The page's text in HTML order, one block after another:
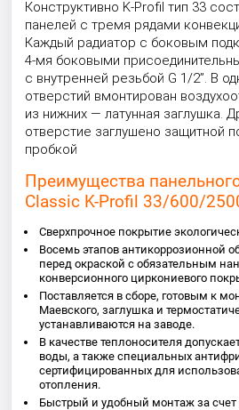
Конструктивно K-Profil тип 33
панелей с тремя рядами
Каждый радиатор с боковым
4-мя боковыми
с внутренней резьбой G 1/2”. В
отверстий вмонтирован
из нижних — латунная заглушка.
отверстие заглушено защитной
пробкой
Преимущества
Classic K-Profil 33/600/
Сверхпрочное покрытие
Восемь этапов антикоррозионной
перед окраской с обязательным
конверсионного циркониевого
Поставляется в сборе, готовым к
Маевского, заглушка и
устанавливаются на заводе.
В качестве теплоносителя
воды, а также специальных
сертифицированных для
отопления.
Быстрый и удобный монтаж за